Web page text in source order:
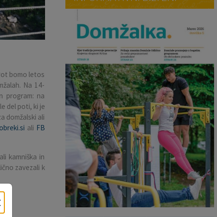
bomo letos
Na 14-
program: na
del poti, ki je
domžalski ali
ali FB
kamniška in
zavezali k